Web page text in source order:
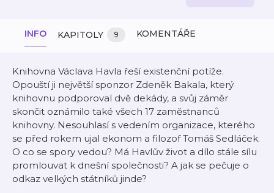
INFO KAPITOLY 9 KOMENTÁŘE
Knihovna Václava Havla řeší existenční potíže.
Opouští ji největší sponzor Zdeněk Bakala, který
knihovnu podporoval dvě dekády, a svůj záměr
skončit oznámilo také všech 17 zaměstnanců
knihovny. Nesouhlasí s vedením organizace, kterého
se před rokem ujal ekonom a filozof Tomáš Sedláček.
O co se spory vedou? Má Havlův život a dílo stále sílu
promlouvat k dnešní společnosti? A jak se pečuje o
odkaz velkých státníků jinde?